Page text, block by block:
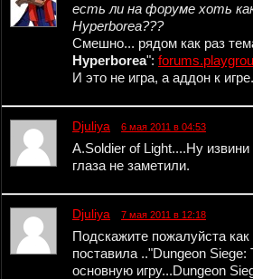
есть ли на форуме хоть
Hyperborea???
Смешно... рядом как раз
Hyperborea":
И это не игра, а аддон к
Djuliya 6 мая 2011 в 04:53
A.Soldier of Light....Ну
глаза не заметили.
Djuliya 7 мая 2011 в 12:18
Подскажите пожалуйста
поставила .."Dungeon
основную игру...Dungeon